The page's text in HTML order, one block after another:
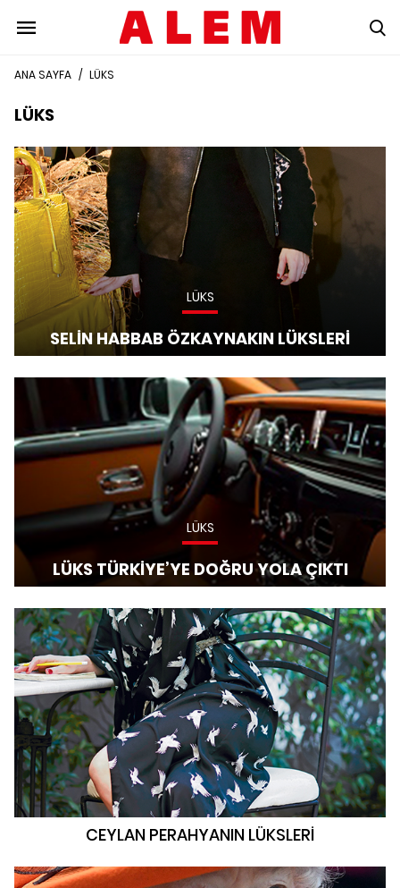
ANA SAYFA / LÜKS
LÜKS
LÜKS
SELİN HABBAB ÖZKAYNAKIN LÜKSLERİ
LÜKS
LÜKS TÜRKİYE’YE DOĞRU YOLA ÇIKTI
CEYLAN PERAHYANIN LÜKSLERİ